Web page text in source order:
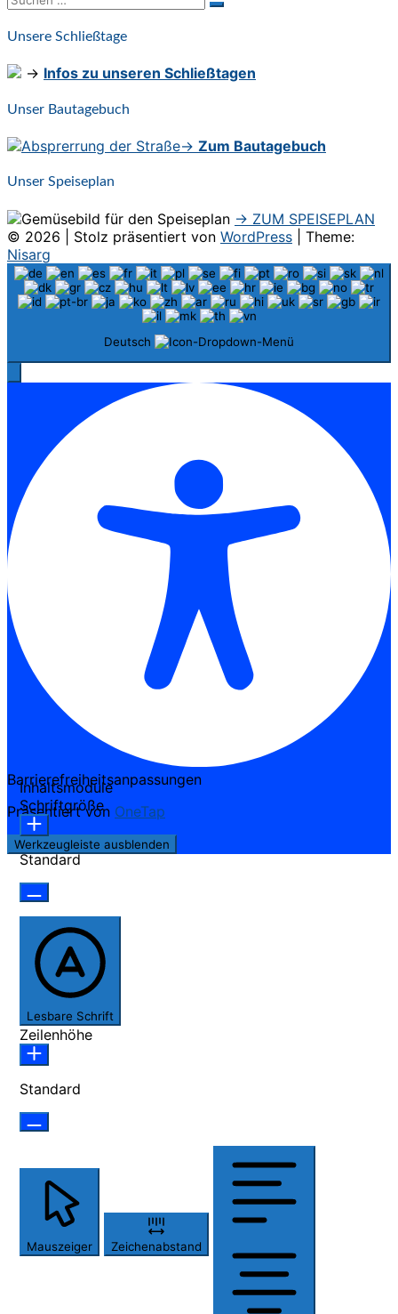
nach:
Suchen
Unsere Schließtage
→ Infos zu unseren Schließtagen
Unser Bautagebuch
→ Zum Bautagebuch
Unser Speiseplan
→ ZUM SPEISEPLAN
© 2026
Stolz präsentiert von WordPress
Theme:
Nisarg
Deutsch
Barrierefreiheitsanpassungen
Präsentiert von OneTap
Werkzeugleiste ausblenden
Inhaltsmodule
Schriftgröße
Standard
Lesbare Schrift
Zeilenhöhe
Standard
Mauszeiger Zeichenabstand